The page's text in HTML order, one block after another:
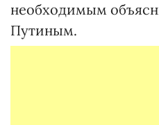
необходимым
Путиным.